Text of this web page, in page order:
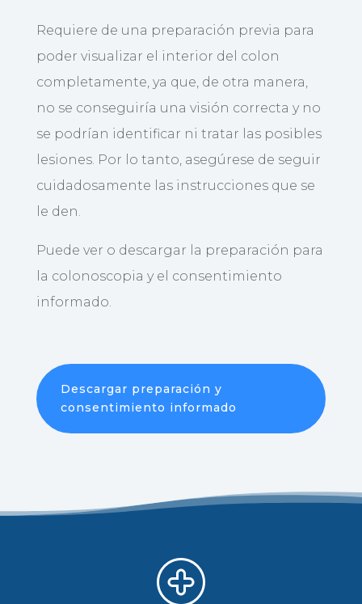
Requiere de una preparación previa para
poder visualizar el interior del colon
completamente, ya que, de otra manera,
no se conseguiría una visión correcta y no
se podrían identificar ni tratar las posibles
lesiones. Por lo tanto, asegúrese de seguir
cuidadosamente las instrucciones que se
le den.
Puede ver o descargar la preparación para
la colonoscopia y el consentimiento
informado.
Descargar preparación y
consentimiento informado